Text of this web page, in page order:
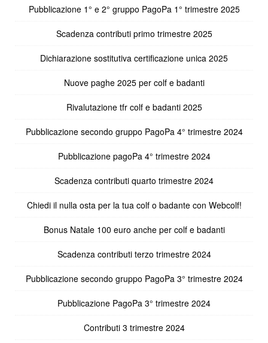
Pubblicazione 1° e 2° gruppo PagoPa 1° trimestre 2025
Scadenza contributi primo trimestre 2025
Dichiarazione sostitutiva certificazione unica 2025
Nuove paghe 2025 per colf e badanti
Rivalutazione tfr colf e badanti 2025
Pubblicazione secondo gruppo PagoPa 4° trimestre 2024
Pubblicazione pagoPa 4° trimestre 2024
Scadenza contributi quarto trimestre 2024
Chiedi il nulla osta per la tua colf o badante con Webcolf!
Bonus Natale 100 euro anche per colf e badanti
Scadenza contributi terzo trimestre 2024
Pubblicazione secondo gruppo PagoPa 3° trimestre 2024
Pubblicazione PagoPa 3° trimestre 2024
Contributi 3 trimestre 2024